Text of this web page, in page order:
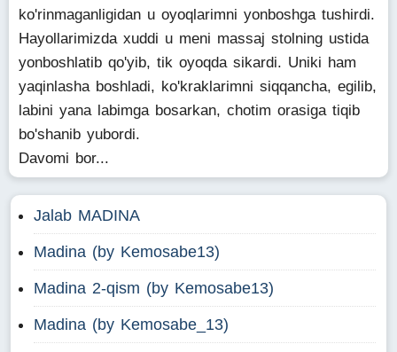
ko'rinmaganligidan u oyoqlarimni yonboshga tushirdi.
Hayollarimizda xuddi u meni massaj stolning ustida
yonboshlatib qo'yib, tik oyoqda sikardi. Uniki ham
yaqinlasha boshladi, ko'kraklarimni siqqancha, egilib,
labini yana labimga bosarkan, chotim orasiga tiqib
bo'shanib yubordi.
Davomi bor...
Jalab MADINA
Madina (by Kemosabe13)
Madina 2-qism (by Kemosabe13)
Madina (by Kemosabe_13)